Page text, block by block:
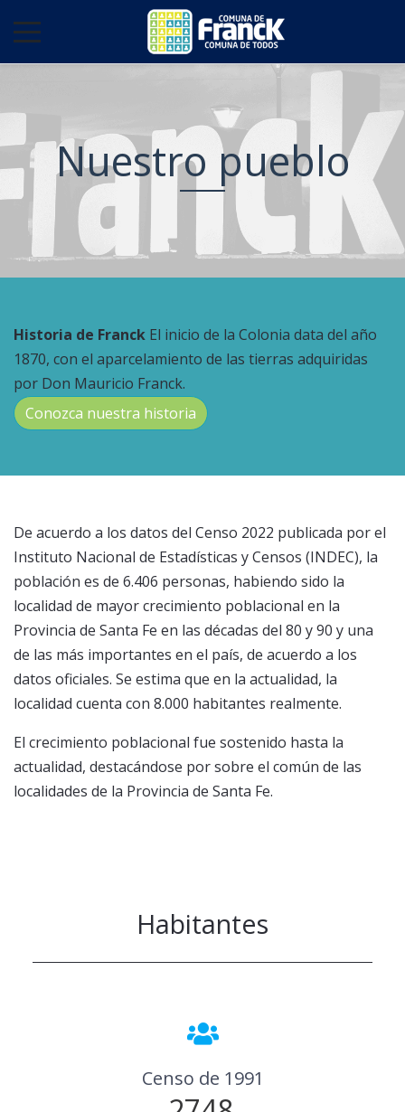
Nuestro pueblo
Historia de Franck El inicio de la Colonia data del año
1870, con el aparcelamiento de las tierras adquiridas
por Don Mauricio Franck.
Conozca nuestra historia
De acuerdo a los datos del Censo 2022 publicada por el
Instituto Nacional de Estadísticas y Censos (INDEC), la
población es de 6.406 personas, habiendo sido la
localidad de mayor crecimiento poblacional en la
Provincia de Santa Fe en las décadas del 80 y 90 y una
de las más importantes en el país, de acuerdo a los
datos oficiales. Se estima que en la actualidad, la
localidad cuenta con 8.000 habitantes realmente.
El crecimiento poblacional fue sostenido hasta la
actualidad, destacándose por sobre el común de las
localidades de la Provincia de Santa Fe.
Habitantes
Censo de 1991